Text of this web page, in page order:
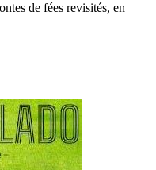
de fées revisités, en